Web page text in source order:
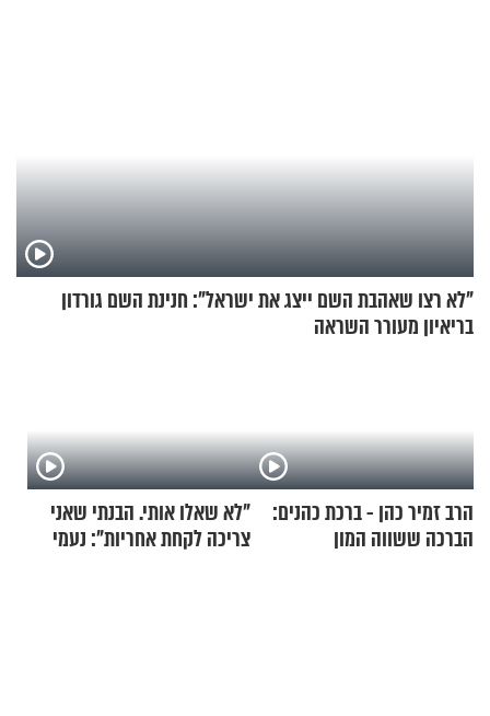
"לא רצו שאהבת השם ייצג את ישראל": חנינת השם גורדון
בריאיון מעורר השראה
הרב זמיר כהן - ברכת כהנים:
הברכה ששווה המון
"לא שאלו אותי. הבנתי שאני
צריכה לקחת אחריות": נעמי